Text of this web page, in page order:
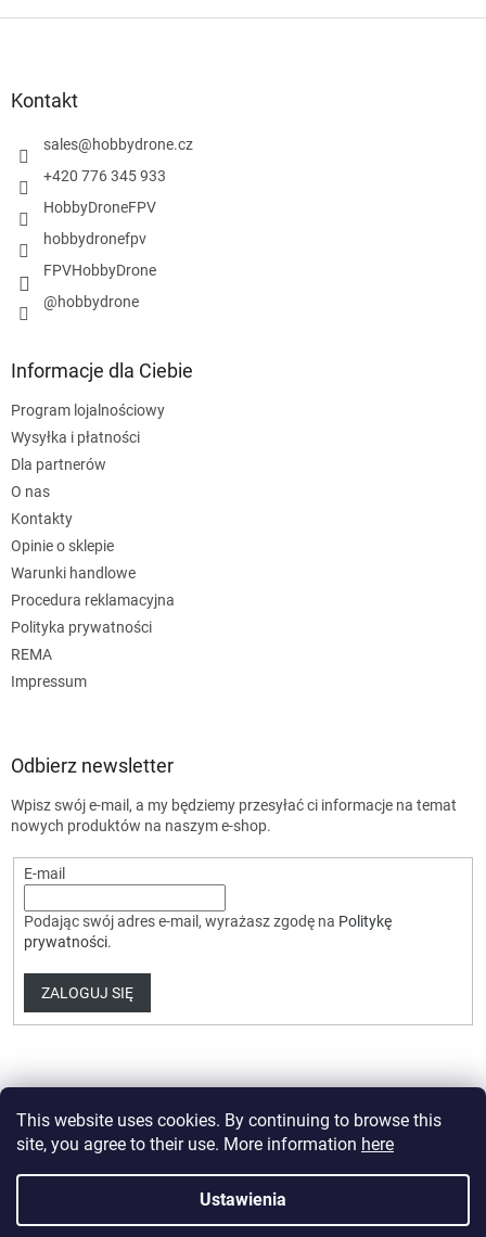
This website uses cookies. By continuing to browse this
site, you agree to their use. More information here
Ustawienia
j
Kontakt
sales@hobbydrone.cz
+420 776 345 933
HobbyDroneFPV
hobbydronefpv
FPVHobbyDrone
@hobbydrone
Informacje dla Ciebie
Program lojalnościowy
Wysyłka i płatności
Dla partnerów
O nas
Kontakty
Opinie o sklepie
Warunki handlowe
Procedura reklamacyjna
Polityka prywatności
REMA
Impressum
Odbierz newsletter
Wpisz swój e-mail, a my będziemy przesyłać ci informacje na temat
nowych produktów na naszym e-shop.
E-mail
Podając swój adres e-mail, wyrażasz zgodę na Politykę
prywatności.
ZALOGUJ SIĘ